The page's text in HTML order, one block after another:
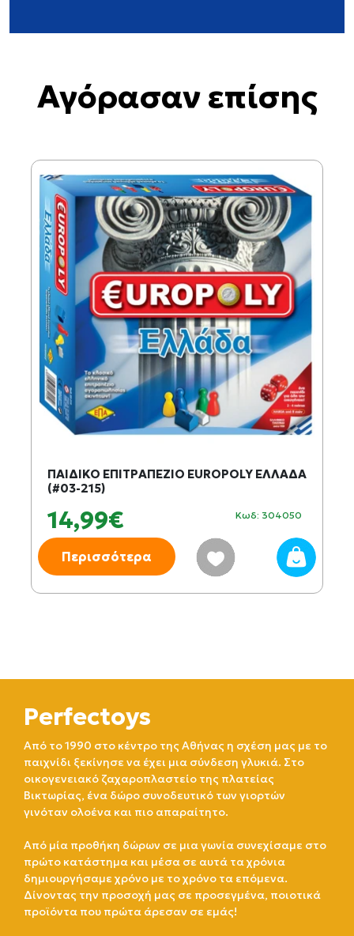
Αγόρασαν επίσης
ΠΑΙΔΙΚΟ ΕΠΙΤΡΑΠΕΖΙΟ EUROPOLY ΕΛΛΑΔΑ
(#03-215)
14,99€ Κωδ: 304050
Περισσότερα
Perfectoys
Από το 1990 στο κέντρο της Αθήνας η σχέση μας με το
παιχνίδι ξεκίνησε να έχει μια σύνδεση γλυκιά. Στο
οικογενειακό ζαχαροπλαστείο της πλατείας
Βικτωρίας, ένα δώρο συνοδευτικό των γιορτών
γινόταν ολοένα και πιο απαραίτητο.
Από μία προθήκη δώρων σε μια γωνία συνεχίσαμε στο
πρώτο κατάστημα και μέσα σε αυτά τα χρόνια
δημιουργήσαμε χρόνο με το χρόνο τα επόμενα.
Δίνοντας την προσοχή μας σε προσεγμένα, ποιοτικά
προϊόντα που πρώτα άρεσαν σε εμάς!